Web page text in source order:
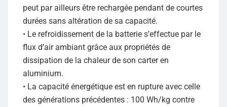
peut par ailleurs être rechargée pendant de courtes
durées sans altération de sa capacité.
• Le refroidissement de la batterie s’effectue par le
flux d’air ambiant grâce aux propriétés de
dissipation de la chaleur de son carter en
aluminium.
• La capacité énergétique est en rupture avec celle
des générations précédentes : 100 Wh/kg contre